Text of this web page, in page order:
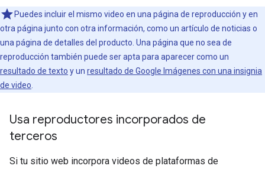
Puedes incluir el mismo video en una página de reproducción y en
otra página junto con otra información, como un artículo de noticias o
una página de detalles del producto. Una página que no sea de
reproducción también puede ser apta para aparecer como un
resultado de texto y un resultado de Google Imágenes con una insignia
de video
Usa reproductores incorporados de
terceros
Si tu sitio web incorpora videos de plataformas de